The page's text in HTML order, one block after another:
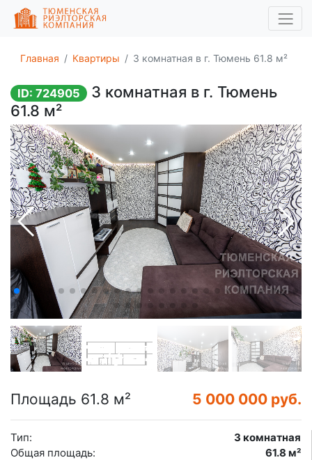
Главная Квартиры 3 комнатная в г. Тюмень 61.8 м²
ID: 724905 3 комнатная в г. Тюмень
61.8 м²
Площадь 61.8 м² 5 000 000 руб.
Тип:
3 комнатная
Общая площадь:
61.8 м²